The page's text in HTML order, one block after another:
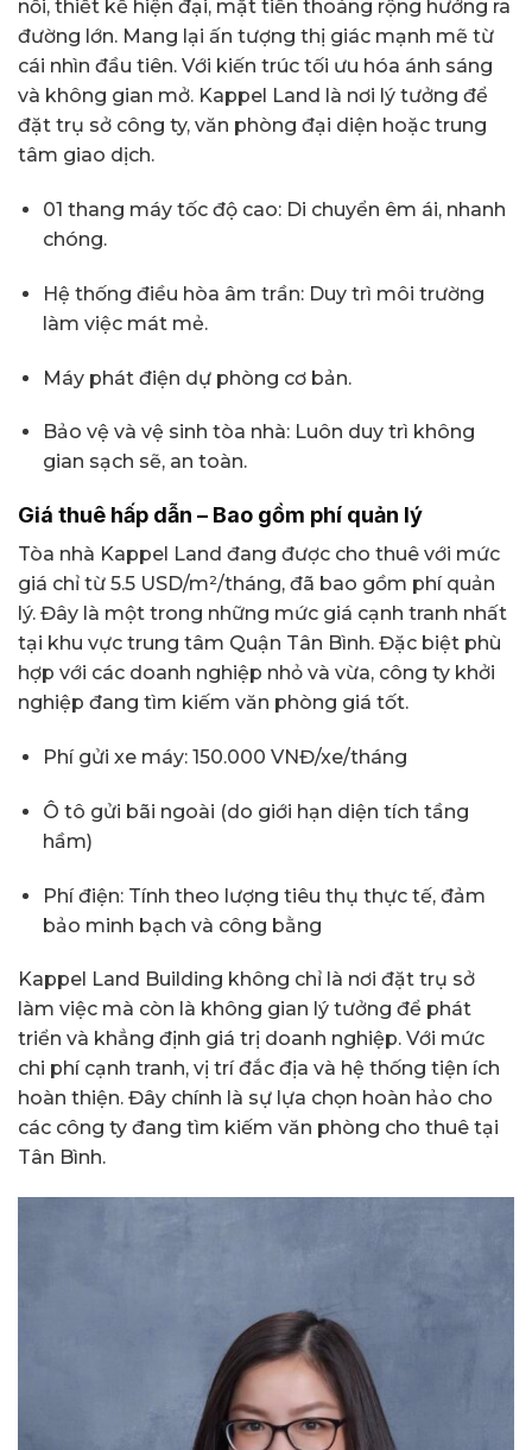
nổi, thiết kế hiện đại, mặt tiền thoáng rộng hướng ra
đường lớn. Mang lại ấn tượng thị giác mạnh mẽ từ
cái nhìn đầu tiên. Với kiến trúc tối ưu hóa ánh sáng
và không gian mở. Kappel Land là nơi lý tưởng để
đặt trụ sở công ty, văn phòng đại diện hoặc trung
tâm giao dịch.
01 thang máy tốc độ cao: Di chuyển êm ái, nhanh
chóng.
Hệ thống điều hòa âm trần: Duy trì môi trường
làm việc mát mẻ.
Máy phát điện dự phòng cơ bản.
Bảo vệ và vệ sinh tòa nhà: Luôn duy trì không
gian sạch sẽ, an toàn.
Giá thuê hấp dẫn – Bao gồm phí quản lý
Tòa nhà Kappel Land đang được cho thuê với mức
giá chỉ từ 5.5 USD/m²/tháng, đã bao gồm phí quản
lý. Đây là một trong những mức giá cạnh tranh nhất
tại khu vực trung tâm Quận Tân Bình. Đặc biệt phù
hợp với các doanh nghiệp nhỏ và vừa, công ty khởi
nghiệp đang tìm kiếm văn phòng giá tốt.
Phí gửi xe máy: 150.000 VNĐ/xe/tháng
Ô tô gửi bãi ngoài (do giới hạn diện tích tầng
hầm)
Phí điện: Tính theo lượng tiêu thụ thực tế, đảm
bảo minh bạch và công bằng
Kappel Land Building không chỉ là nơi đặt trụ sở
làm việc mà còn là không gian lý tưởng để phát
triển và khẳng định giá trị doanh nghiệp. Với mức
chi phí cạnh tranh, vị trí đắc địa và hệ thống tiện ích
hoàn thiện. Đây chính là sự lựa chọn hoàn hảo cho
các công ty đang tìm kiếm văn phòng cho thuê tại
Tân Bình.